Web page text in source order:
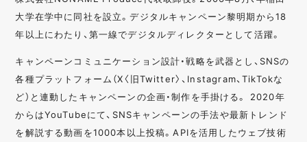
大学在学中に同社を設立。デジタルキャンペーン黎明期から18
年以上にわたり、第一線でデジタルディレクターとして活躍。
キャンペーンコミュニケーション設計・戦略を武器とし、SNSの
各種プラットフォーム（X〈旧Twitter〉、Instagram、TikTokな
ど）と連動したキャンペーンの企画・制作を手掛ける。 2020年
からはYouTubeにて、SNSキャンペーンの手法や最新トレンド
を解説する動画を1000本以上投稿。APIを活用したウェブ技術